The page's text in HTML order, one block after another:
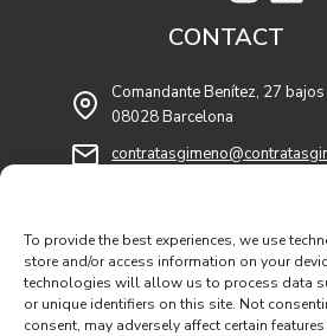
To provide the best experiences, we use
store and/or access information on your
technologies will allow us to process data
or unique identifiers on this site. Not
consent, may adversely affect certain
CONTACT
Comandante Benítez, 27 bajos
08028 Barcelona
93 409 54 55